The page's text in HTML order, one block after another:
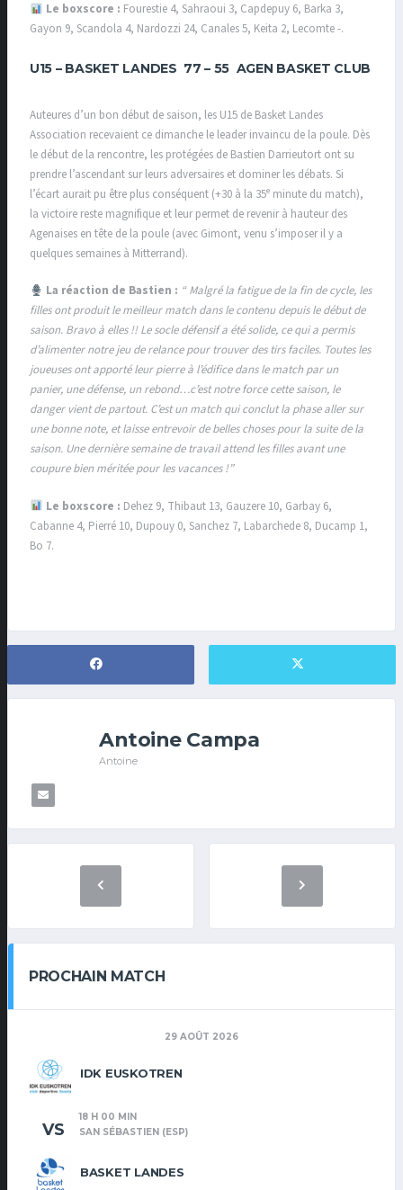
Le boxscore : Fourestie 4, Sahraoui 3, Capdepuy 6, Barka 3,
Gayon 9, Scandola 4, Nardozzi 24, Canales 5, Keita 2, Lecomte -.
U15 –BASKET LANDES 77 – 55 AGEN BASKET CLUB
Auteures d’un bon début de saison, les U15 de Basket Landes
Association recevaient ce dimanche le leader invaincu de la poule. Dès
le début de la rencontre, les protégées de Bastien Darrieutort ont su
prendre l’ascendant sur leurs adversaires et dominer les débats. Si
l’écart aurait pu être plus conséquent (+30 à la 35ᵉ minute du match),
la victoire reste magnifique et leur permet de revenir à hauteur des
Agenaises en tête de la poule (avec Gimont, venu s’imposer il y a
quelques semaines à Mitterrand).
La réaction de Bastien : “ Malgré la fatigue de la fin de cycle, les
filles ont produit le meilleur match dans le contenu depuis le début de
saison. Bravo à elles !! Le socle défensif a été solide, ce qui a permis
d’alimenter notre jeu de relance pour trouver des tirs faciles. Toutes les
joueuses ont apporté leur pierre à l’édifice dans le match par un
panier, une défense, un rebond…c’est notre force cette saison, le
danger vient de partout. C’est un match qui conclut la phase aller sur
une bonne note, et laisse entrevoir de belles choses pour la suite de la
saison. Une dernière semaine de travail attend les filles avant une
coupure bien méritée pour les vacances !”
Le boxscore : Dehez 9, Thibaut 13, Gauzere 10, Garbay 6,
Cabanne 4, Pierré 10, Dupouy 0, Sanchez 7, Labarchede 8, Ducamp 1,
Bo 7.
Antoine Campa
Antoine
PROCHAIN MATCH
29 AOÛT 2026
IDK EUSKOTREN
BASKET LANDES
VS
18 H 00 MIN
SAN SÉBASTIEN (ESP)